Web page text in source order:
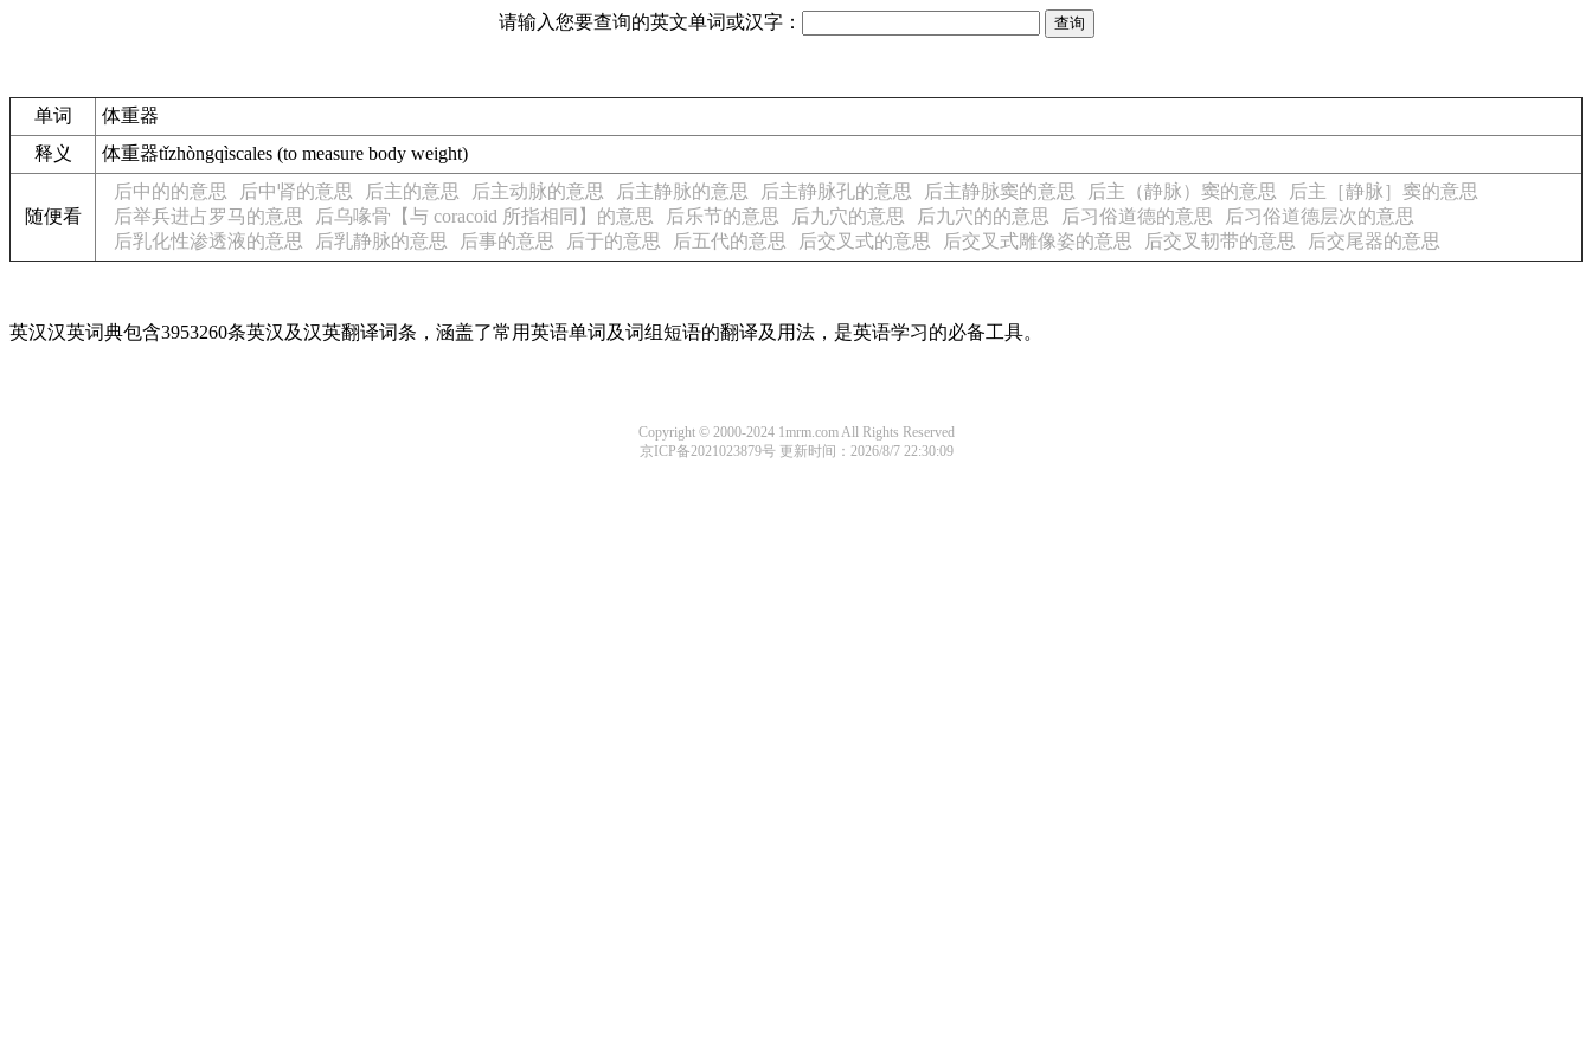
请输入您要查询的英文单词或汉字：
单词
体重器
释义
体重器tǐzhòngqìscales (to measure body weight)
随便看
后中的的意思 后中肾的意思 后主的意思 后主动脉的意思 后主静脉的意思 后主静脉孔的意思 后主静脉窦的意思 后主（静脉）窦的意思
后主［静脉］窦的意思
后举兵进占罗马的意思
后乌喙骨【与 coracoid 所指相同】的意思 后乐节的意思 后九穴的意思 后九穴的的意思 后习俗道德的意思
后习俗道德层次的意思
后乳化性渗透液的意思
后乳静脉的意思 后事的意思 后于的意思 后五代的意思 后交叉式的意思 后交叉式雕像姿的意思 后交叉韧带的意思 后交尾器的意思
英汉汉英词典包含3953260条英汉及汉英翻译词条，涵盖了常用英语单词及词组短语的翻译及用法，是英语学习的必备工具。
Copyright © 2000-2024 1mrm.com All Rights Reserved
京ICP备2021023879号 更新时间：2026/8/7 22:30:09